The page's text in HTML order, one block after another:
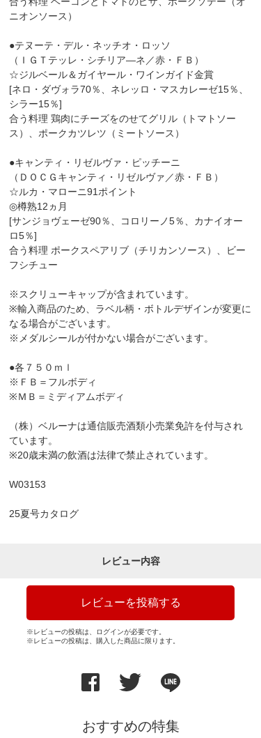
ニオンソース）
●テヌーテ・デル・ネッチオ・ロッソ
（ＩＧＴテッレ・シチリア―ネ／赤・ＦＢ）
☆ジルベール＆ガイヤール・ワインガイド金賞
[ネロ・ダヴォラ70％、ネレッロ・マスカレーゼ15％、
シラー15％]
合う料理 鶏肉にチーズをのせてグリル（トマトソー
ス）、ポークカツレツ（ミートソース）
●キャンティ・リゼルヴァ・ピッチーニ
（ＤＯＣＧキャンティ・リゼルヴァ／赤・ＦＢ）
☆ルカ・マローニ91ポイント
◎樽熟12ヵ月
[サンジョヴェーゼ90％、コロリーノ5％、カナイオー
ロ5％]
合う料理 ポークスペアリブ（チリカンソース）、ビー
フシチュー
※スクリューキャップが含まれています。
※輸入商品のため、ラベル柄・ボトルデザインが変更に
なる場合がございます。
※メダルシールが付かない場合がございます。
●各７５０ｍｌ
※ＦＢ＝フルボディ
※ＭＢ＝ミディアムボディ
（株）ベルーナは通信販売酒類小売業免許を付与され
ています。
※20歳未満の飲酒は法律で禁止されています。
W03153
25夏号カタログ
レビュー内容
レビューを投稿する
※レビューの投稿は、ログインが必要です。
※レビューの投稿は、購入した商品に限ります。
おすすめの特集